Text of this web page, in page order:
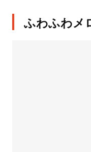
ふわふわメ